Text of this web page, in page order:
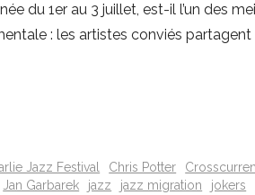
1er au 3 juillet, est-il l’un des
: les artistes conviés
Jazz Festival Chris Potter
Jan Garbarek jazz jazz migration jokers